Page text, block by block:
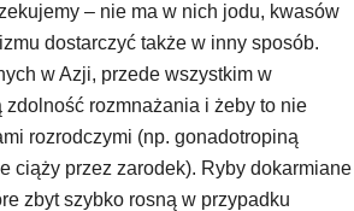
– nie ma w nich jodu, kwasów
dostarczyć także w inny sposób.
w Azji, przede wszystkim w
zdolność rozmnażania i żeby to nie
rozrodczymi (np. gonadotropiną
ciąży przez zarodek). Ryby dokarmiane
zbyt szybko rosną w przypadku